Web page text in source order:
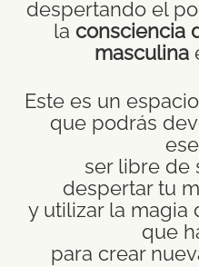
despertando el
la consciencia
masculina
Este es un
que podrás
ser libre de
despertar tu
y utilizar la magia
que
para crear